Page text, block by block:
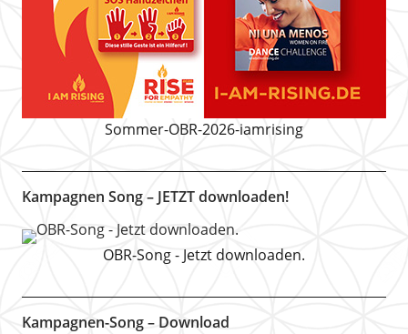
Sommer-OBR-2026-iamrising
Kampagnen Song – JETZT downloaden!
OBR-Song - Jetzt downloaden.
Kampagnen-Song – Download